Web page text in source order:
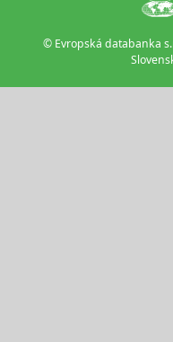
© Evropská databanka